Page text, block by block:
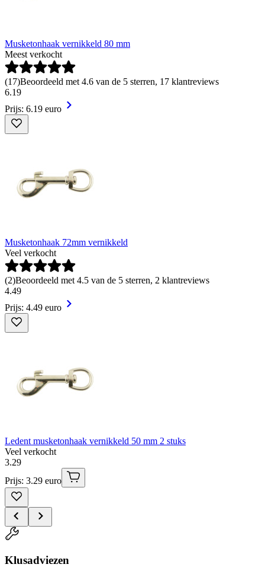
Musketonhaak vernikkeld 80 mm
Meest verkocht
(17)Beoordeeld met 4.6 van de 5 sterren, 17 klantreviews
6.19
Prijs: 6.19 euro
Musketonhaak 72mm vernikkeld
Veel verkocht
(2)Beoordeeld met 4.5 van de 5 sterren, 2 klantreviews
4.49
Prijs: 4.49 euro
Ledent musketonhaak vernikkeld 50 mm 2 stuks
Veel verkocht
3.29
Prijs: 3.29 euro
Klusadviezen